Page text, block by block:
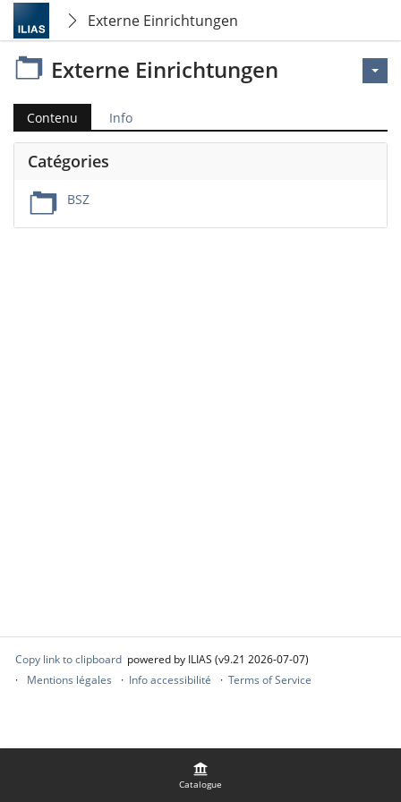
Externe Einrichtungen
Catalogue
Externe Einrichtungen
Contenu Info
Catégories
BSZ
Copy link to clipboard powered by ILIAS (v9.21 2026-07-07)
Mentions légales
Info accessibilité Terms of Service